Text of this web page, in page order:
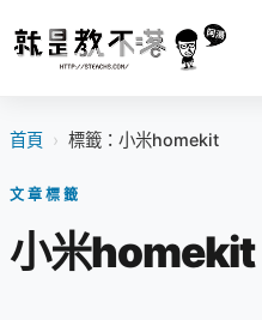
首頁 › 標籤：小米homekit
文章標籤
小米homekit